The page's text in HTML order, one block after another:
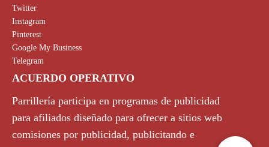
Twitter
Instagram
Pinterest
Google My Business
Telegram
ACUERDO OPERATIVO
Parrillería participa en programas de publicidad
para afiliados diseñado para ofrecer a sitios web
comisiones por publicidad, publicitando e